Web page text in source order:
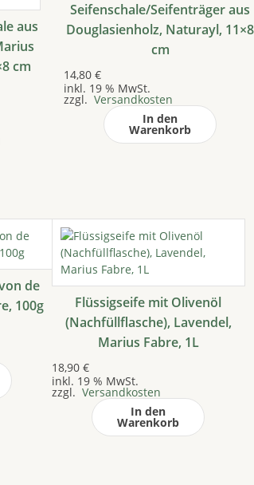
aus
cm
Seifenschale/Seifenträger aus
Douglasienholz, Naturayl, 11×8
cm
14,80 €
inkl. 19 % MwSt.
zzgl. Versandkosten
In den
Warenkorb
de
100g
Flüssigseife mit Olivenöl
(Nachfüllflasche), Lavendel,
Marius Fabre, 1L
18,90 €
inkl. 19 % MwSt.
zzgl. Versandkosten
In den
Warenkorb